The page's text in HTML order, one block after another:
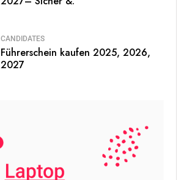
CANDIDATES
Führerschein kaufen 2025, 2026,
2027